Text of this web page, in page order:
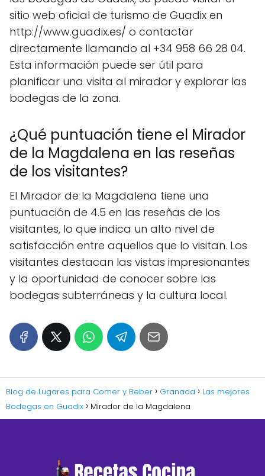
sitio web oficial de turismo de Guadix en
http://www.guadix.es/ o contactar
directamente llamando al +34 958 66 28 04.
Esta información puede ser útil para
planificar una visita al mirador y explorar las
bodegas de la zona.
¿Qué puntuación tiene el Mirador
de la Magdalena en las reseñas
de los visitantes?
El Mirador de la Magdalena tiene una
puntuación de 4.5 en las reseñas de los
visitantes, lo que indica un alto nivel de
satisfacción entre aquellos que lo visitan. Los
visitantes destacan las vistas impresionantes
y la oportunidad de conocer sobre las
bodegas subterráneas y la cultura local.
Blog de Lugares para Comer y Beber Granada
Las mejores
Bodegas en Guadix
Mirador de la Magdalena